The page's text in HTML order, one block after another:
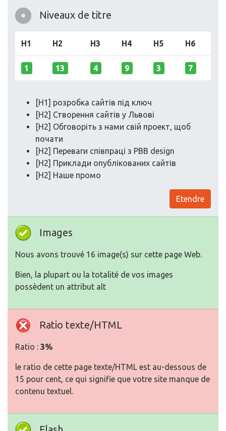
Niveaux de titre
H1 H2 H3 H4 H5 H6
1 13 4 9 3 7
[H1] розробка сайтів під ключ
[H2] Створення сайтів у Львові
[H2] Обговоріть з нами свій проект, щоб
почати
[H2] Переваги співпраці з PBB design
[H2] Приклади опублікованих сайтів
[H2] Наше промо
Etendre
Images
Nous avons trouvé 16 image(s) sur cette page Web.
Bien, la plupart ou la totalité de vos images
possèdent un attribut alt
Ratio texte/HTML
Ratio : 3%
le ratio de cette page texte/HTML est au-dessous de
15 pour cent, ce qui signifie que votre site manque de
contenu textuel.